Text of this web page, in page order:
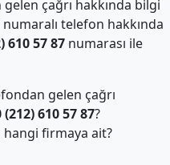
çağrı hakkında bilgi
numaralı telefon hakkında
610 57 87numarası ile
gelen çağrı
(212) 610 57 87?
firmaya ait?